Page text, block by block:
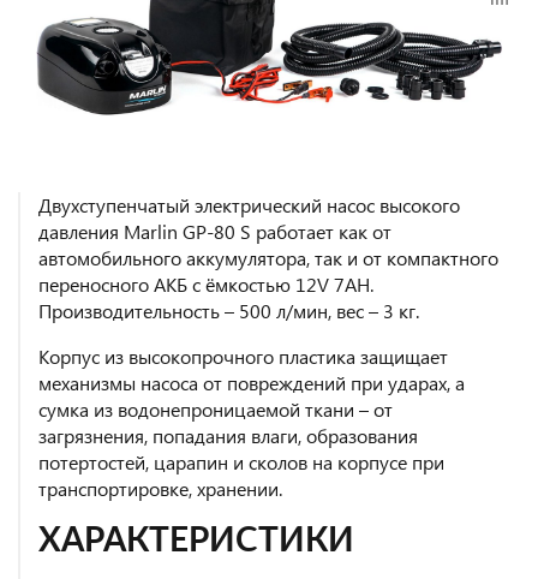
Двухступенчатый электрический насос высокого
давления Marlin GP-80 S работает как от
автомобильного аккумулятора, так и от компактного
переносного АКБ с ёмкостью 12V 7AH.
Производительность – 500 л/мин, вес – 3 кг.
Корпус из высокопрочного пластика защищает
механизмы насоса от повреждений при ударах, а
сумка из водонепроницаемой ткани – от
загрязнения, попадания влаги, образования
потертостей, царапин и сколов на корпусе при
транспортировке, хранении.
ХАРАКТЕРИСТИКИ